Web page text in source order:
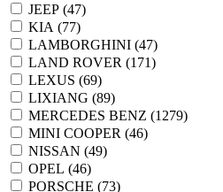
JEEP (47)
KIA (77)
LAMBORGHINI (47)
LAND ROVER (171)
LEXUS (69)
LIXIANG (89)
MERCEDES BENZ (1279)
MINI COOPER (46)
NISSAN (49)
OPEL (46)
PORSCHE (73)